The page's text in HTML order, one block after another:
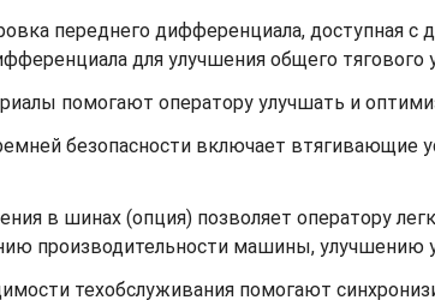
переднего дифференциала, доступная с
для улучшения общего тягового
помогают оператору улучшать и
безопасности включает
в шинах (опция) позволяет оператору
производительности машины, улучшению
техобслуживания помогают